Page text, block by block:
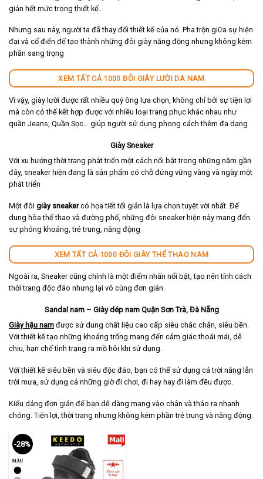
giản hết mức trong thiết kế.
Nhưng sau này, người ta đã thay đổi thiết kế của nó. Pha trộn giữa sự hiện
đại và cổ điển để tạo thành những đôi giày năng động nhưng không kém
phần sang trọng
XEM TẤT CẢ 1000 ĐÔI GIÀY LƯỜI DA NAM
Vì vậy, giày lười được rất nhiều quý ông lựa chọn, không chỉ bởi sự tiện lợi
mà còn có thể kết hợp được với nhiều loại trang phục khác nhau như
quần Jeans, Quần Sọc… giúp người sử dụng phong cách thêm đa dạng
Giày Sneaker
Với xu hướng thời trang phát triển một cách nổi bật trong những năm gần
đây, sneaker hiện đang là sản phẩm có chỗ đứng vững vàng và ngày một
phát triển
Một đôi giày sneakercó họa tiết tối giản là lựa chọn tuyệt vời nhất. Để
dung hòa thể thao và đường phố, những đôi sneaker hiện này mang đến
sự phóng khoáng, trẻ trung, năng động
XEM TẤT CẢ 1000 ĐÔI GIÀY THỂ THAO NAM
Ngoài ra, Sneaker cũng chính là một điểm nhấn nổi bật, tạo nên tính cách
thời trang độc đáo nhưng lại vô cùng đơn giản.
Sandal nam – Giày dép nam Quận Sơn Trà, Đà Nẵng
Giày hậu nam được sử dung chất liệu cao cấp siêu chắc chắn, siêu bền.
Với thiết kế tạo những khoảng trống mang đến cảm giác thoải mái, dễ
chịu, hạn chế tình trạng ra mồ hôi khi sử dụng.
Với thiết kế siêu bền và siêu độc đáo, bạn có thể sử dụng cả trời nắng lẫn
trời mưa, sử dụng cả những giờ đi chơi, đi hay hay đi làm đều được.
Kiểu dáng đơn giản để bạn dễ dàng mang vào chân và tháo ra nhanh
chóng. Tiện lợi, thời trang nhưng không kém phần trẻ trung và năng động.
-28%